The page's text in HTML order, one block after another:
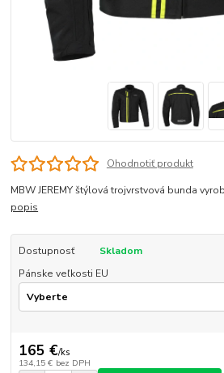
Ohodnotiť produkt
MBW JEREMY štýlová trojvrstvová bunda
popis
Dostupnosť
Skladom
Pánske veľkosti EU
165 €/ks
134,15 € bez DPH